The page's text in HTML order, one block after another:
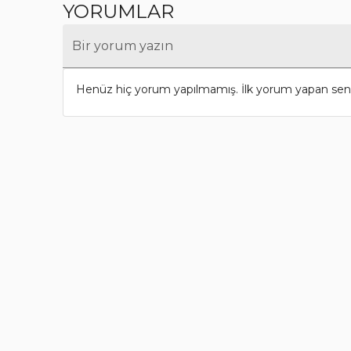
YORUMLAR
Bir yorum yazın
Henüz hiç yorum yapılmamış. İlk yorum yapan